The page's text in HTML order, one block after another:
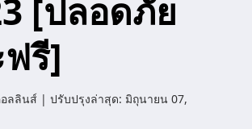
[ปลอดภัย
รี]
ลลินส์ | ปรับปรุงล่าสุด: มิถุนายน 07,